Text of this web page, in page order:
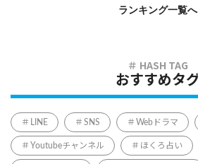
ランキング一覧へ
おすすめタグ
LINE SNS Webドラマ
Youtubeチャンネル ほくろ占い